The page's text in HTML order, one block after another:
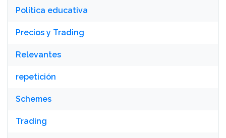
Política educativa
Precios y Trading
Relevantes
repetición
Schemes
Trading